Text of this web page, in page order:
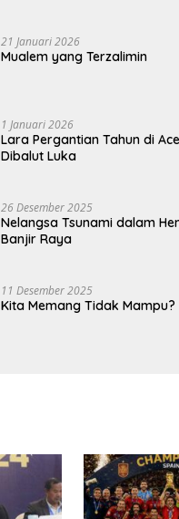
21 Januari 2026
Mualem yang Terzalimin
1 Januari 2026
Lara Pergantian Tahun di
Dibalut Luka
26 Desember 2025
Nelangsa Tsunami dalam
Banjir Raya
11 Desember 2025
Kita Memang Tidak Mampu?